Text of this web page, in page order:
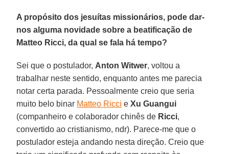
A propósito dos jesuítas missionários, pode dar-
nos alguma novidade sobre a beatificação de
Matteo Ricci, da qual se fala há tempo?
Sei que o postulador, Anton Witwer, voltou a
trabalhar neste sentido, enquanto antes me parecia
notar certa parada. Pessoalmente creio que seria
muito belo binar Matteo Ricci eXu Guangui
(companheiro e colaborador chinês de Ricci,
convertido ao cristianismo, ndr). Parece-me que o
postulador esteja andando nesta direção. Creio que